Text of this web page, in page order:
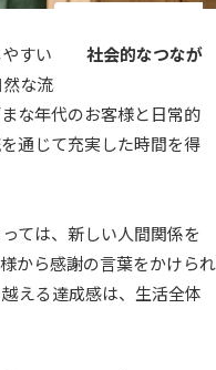
すい
社会的なつなが
な流れで解消してくれま
な年代のお客様と日常的
通じて充実した時間を得
ては、新しい人間関係を
から感謝の言葉をかけられ
える達成感は、生活全体